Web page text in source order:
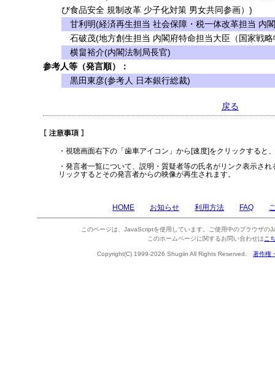
び食品安全 規制改革 少子化対策 男女共同参画）)
甘利明(経済再生担当 社会保障・税一体改革担当 内
石破茂(地方創生担当 内閣府特命担当大臣（国家戦
横畠裕介(内閣法制局長官)
参考人等（発言順）：
黒田東彦(参考人 日本銀行総裁)
戻る
・視聴画面右下の「歯車アイコン」から[速度]をクリックすると
・発言者一覧について、説明・質疑者等の氏名がリンク表示さ
リックするとその発言者からの映像が再生されます。
HOME お知らせ 利用方法 FAQ
このページは、JavaScriptを使用しています。ご使用中のブラウザの
このホームページに関するお問い合わせは こ
Copyright(C) 1999-2026 Shugiin All Rights Reserved. 著作権